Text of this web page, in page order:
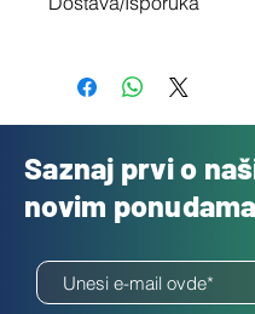
nisi zadovoljan
Saznaj prvi o
novim ponudama